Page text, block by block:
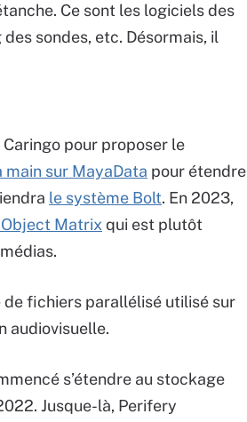
Ce sont les logiciels des
sondes, etc. Désormais, il
pour proposer le
sur MayaData pour étendre
le système Bolt. En 2023,
Matrix qui est plutôt
de fichiers parallélisé utilisé sur
audiovisuelle.
s’étendre au stockage
Jusque-là, Perifery